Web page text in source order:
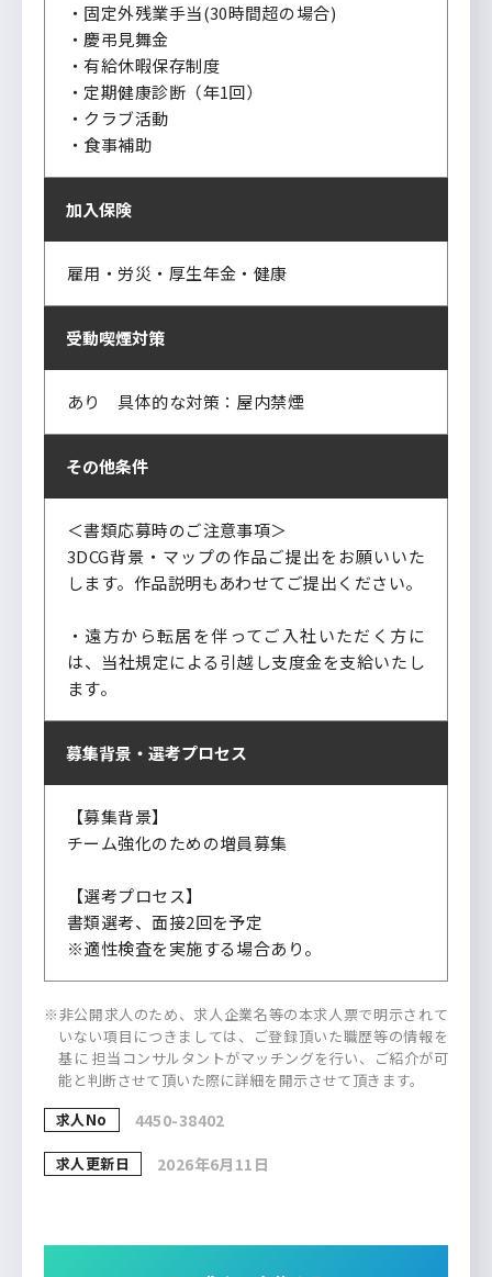
・固定外残業手当(30時間超の場合)
・慶弔見舞金
・有給休暇保存制度
・定期健康診断（年1回）
・クラブ活動
・食事補助
加入保険
雇用・労災・厚生年金・健康
受動喫煙対策
あり 具体的な対策：屋内禁煙
その他条件
＜書類応募時のご注意事項＞
3DCG背景・マップの作品ご提出をお願いいた
します。作品説明もあわせてご提出ください。
・遠方から転居を伴ってご入社いただく方に
は、当社規定による引越し支度金を支給いたし
ます。
募集背景・ 選考プロセス
【募集背景】
チーム強化のための増員募集
【選考プロセス】
書類選考、面接2回を予定
※適性検査を実施する場合あり。
※非公開求人のため、求人企業名等の本求人票で明示されて
いない項目につきましては、ご登録頂いた職歴等の情報を
基に 担当コンサルタントがマッチングを行い、ご紹介が可
能と判断させて頂いた際に詳細を開示させて頂きます。
求人No
4450-38402
求人更新日 2026年6月11日